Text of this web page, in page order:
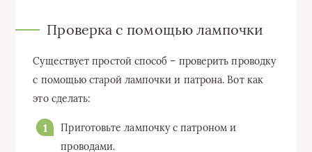
Проверка с помощью лампочки
Существует простой способ – проверить проводку
с помощью старой лампочки и патрона. Вот как
это сделать:
Приготовьте лампочку с патроном и
проводами.